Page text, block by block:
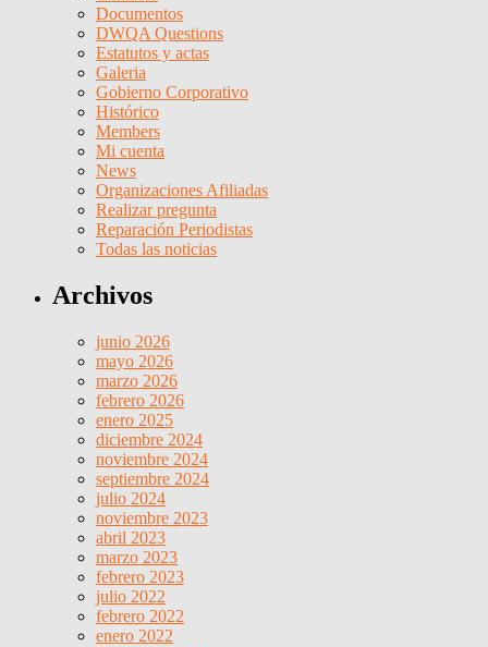
Documentos
DWQA Questions
Estatutos y actas
Galeria
Gobierno Corporativo
Histórico
Members
Mi cuenta
News
Organizaciones Afiliadas
Realizar pregunta
Reparación Periodistas
Todas las noticias
Archivos
junio 2026
mayo 2026
marzo 2026
febrero 2026
enero 2025
diciembre 2024
noviembre 2024
septiembre 2024
julio 2024
noviembre 2023
abril 2023
marzo 2023
febrero 2023
julio 2022
febrero 2022
enero 2022